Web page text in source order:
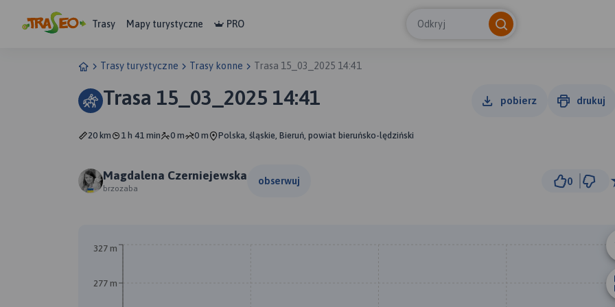
Trasy Mapy turystyczne PRO Odkryj
Trasy turystyczne Trasy konne Trasa 15_03_2025 14:41
Trasa 15_03_2025 14:41 pobierz drukuj
20 km 1 h 41 min 0 m 0 m Polska, śląskie, Bieruń, powiat bieruńsko-lędziński
Magdalena Czerniejewska
brzozaba
obserwuj 0
1 km
277 m
327 m